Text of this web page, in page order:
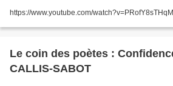
https://www.youtube.com/watch?v=PRofY8sTHqM
Le coin des poètes : Confidences d'Isabelle
CALLIS-SABOT